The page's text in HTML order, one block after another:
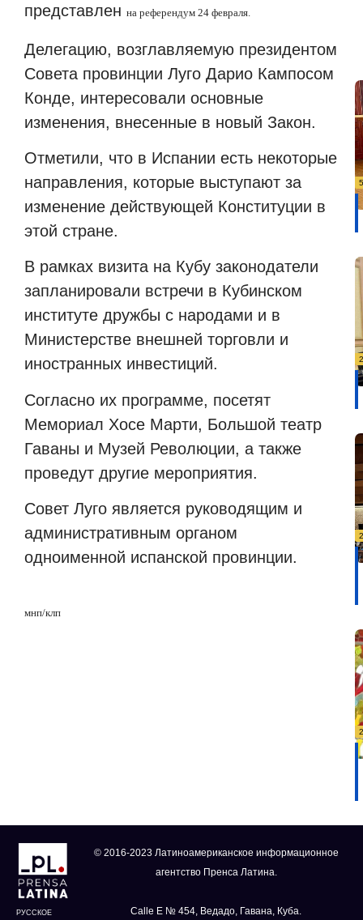
представлен на референдум 24 февраля.
Делегацию, возглавляемую президентом
Совета провинции Луго Дарио Кампосом
Конде, интересовали основные
изменения, внесенные в новый Закон.
Отметили, что в Испании есть некоторые
направления, которые выступают за
изменение действующей Конституции в
этой стране.
В рамках визита на Кубу законодатели
запланировали встречи в Кубинском
институте дружбы с народами и в
Министерстве внешней торговли и
иностранных инвестиций.
Согласно их программе, посетят
Мемориал Хосе Марти, Большой театр
Гаваны и Музей Революции, а также
проведут другие мероприятия.
Совет Луго является руководящим и
административным органом
одноименной испанской провинции.
мнп/клп
РУССКОЕ
© 2016-2023 Латиноамериканское информационное
агентство Пренса Латина.
Calle E № 454, Ведадо, Гавана, Куба.